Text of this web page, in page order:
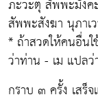
ภะวะตุ สัพพะมังค
สัพพะสังฆา นุภาเ
* ถ้าสวดให้คนอื่นใ
ว่าท่าน - เม แปลว่
กราบ ๓ ครั้ง เสร็